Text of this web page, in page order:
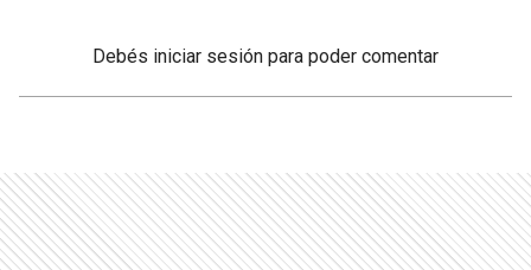
Debés iniciar sesión para poder comentar